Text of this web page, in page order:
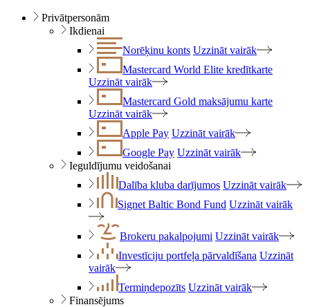
Privātpersonām
Ikdienai
Norēķinu konts Uzzināt vairāk
Mastercard World Elite kredītkarte
Uzzināt vairāk
Mastercard Gold maksājumu karte
Uzzināt vairāk
Apple Pay Uzzināt vairāk
Google Pay Uzzināt vairāk
Ieguldījumu veidošanai
Dalība kluba darījumos Uzzināt vairāk
Signet Baltic Bond Fund Uzzināt vairāk
Brokeru pakalpojumi Uzzināt vairāk
Investīciju portfeļa pārvaldīšana Uzzināt
vairāk
Termiņdepozīts Uzzināt vairāk
Finansējums